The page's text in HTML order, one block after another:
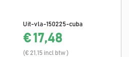
Uit-vla-150225-cuba
€ 17,48
(€ 21,15 incl btw )